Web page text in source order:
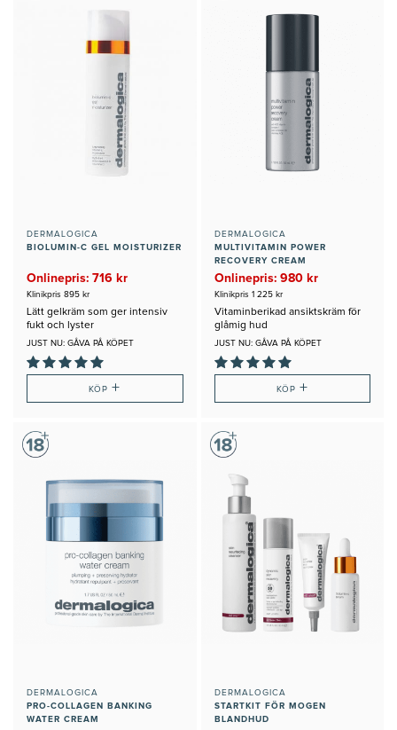
DERMALOGICA
BIOLUMIN-C GEL MOISTURIZER
Onlinepris: 716 kr
Klinikpris 895 kr
Lätt gelkräm som ger intensiv
fukt och lyster
JUST NU: GÅVA PÅ KÖPET
KÖP+
DERMALOGICA
MULTIVITAMIN POWER
RECOVERY CREAM
Onlinepris: 980 kr
Klinikpris 1 225 kr
Vitaminberikad ansiktskräm för
glåmig hud
JUST NU: GÅVA PÅ KÖPET
KÖP +
DERMALOGICA
PRO-COLLAGEN BANKING
WATER CREAM
DERMALOGICA
STARTKIT FÖR MOGEN
BLANDHUD